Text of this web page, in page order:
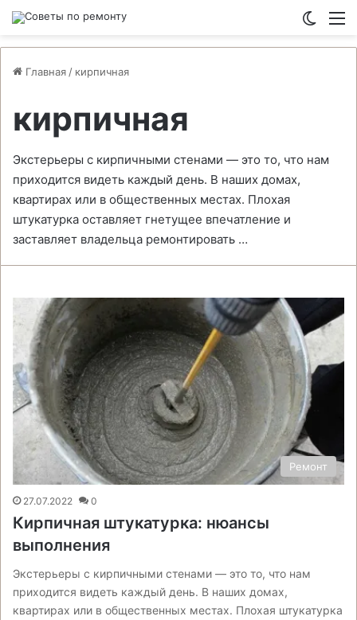
Главная / кирпичная
кирпичная
Экстерьеры с кирпичными стенами — это то, что нам
приходится видеть каждый день. В наших домах,
квартирах или в общественных местах. Плохая
штукатурка оставляет гнетущее впечатление и
заставляет владельца ремонтировать …
Ремонт
27.07.2022 0
Кирпичная штукатурка: нюансы
выполнения
Экстерьеры с кирпичными стенами — это то, что нам
приходится видеть каждый день. В наших домах,
квартирах или в общественных местах. Плохая штукатурка